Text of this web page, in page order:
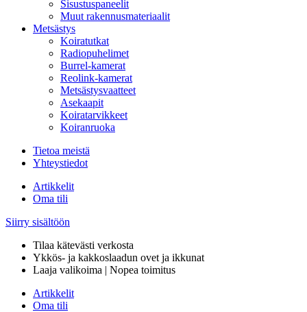
Sisustuspaneelit
Muut rakennusmateriaalit
Metsästys
Koiratutkat
Radiopuhelimet
Burrel-kamerat
Reolink-kamerat
Metsästysvaatteet
Asekaapit
Koiratarvikkeet
Koiranruoka
Tietoa meistä
Yhteystiedot
Artikkelit
Oma tili
Siirry sisältöön
Tilaa kätevästi verkosta
Ykkös- ja kakkoslaadun ovet ja ikkunat
Laaja valikoima | Nopea toimitus
Artikkelit
Oma tili